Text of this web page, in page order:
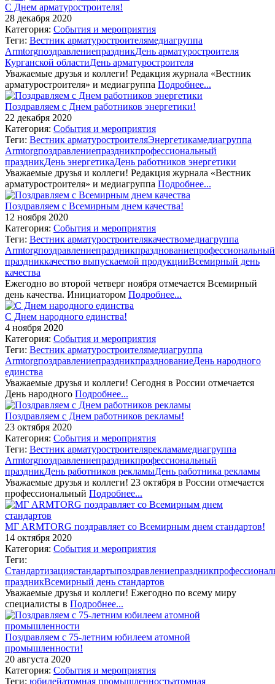
С Днем арматуростроителя!
28 декабря 2020
Категория: События и мероприятия
Теги: Вестник арматуростроителямедиагруппа
ArmtorgпоздравлениепраздникДень арматуростроителя
Курганской областиДень арматуростроителя
Уважаемые друзья и коллеги! Редакция журнала «Вестник
арматуростроителя» и медиагруппа Подробнее...
Поздравляем с Днем работников энергетики!
22 декабря 2020
Категория: События и мероприятия
Теги: Вестник арматуростроителяЭнергетикамедиагруппа
Armtorgпоздравлениепраздникпрофессиональный
праздникДень энергетикаДень работников энергетики
Уважаемые друзья и коллеги! Редакция журнала «Вестник
арматуростроителя» и медиагруппа Подробнее...
Поздравляем с Всемирным днем качества!
12 ноября 2020
Категория: События и мероприятия
Теги: Вестник арматуростроителякачествомедиагруппа
Armtorgпоздравлениепраздникпразднованиепрофессиональный
праздниккачество выпускаемой продукцииВсемирный день
качества
Ежегодно во второй четверг ноября отмечается Всемирный
день качества. Инициатором Подробнее...
С Днем народного единства!
4 ноября 2020
Категория: События и мероприятия
Теги: Вестник арматуростроителямедиагруппа
ArmtorgпоздравлениепраздникпразднованиеДень народного
единства
Уважаемые друзья и коллеги! Сегодня в России отмечается
День народного Подробнее...
Поздравляем с Днем работников рекламы!
23 октября 2020
Категория: События и мероприятия
Теги: Вестник арматуростроителярекламамедиагруппа
Armtorgпоздравлениепраздникпрофессиональный
праздникДень работников рекламыДень работника рекламы
Уважаемые друзья и коллеги! 23 октября в России отмечается
профессиональный Подробнее...
МГ ARMTORG поздравляет со Всемирным днем стандартов!
14 октября 2020
Категория: События и мероприятия
Теги:
Стандартизациястандартыпоздравлениепраздник
праздникВсемирный день стандартов
Уважаемые друзья и коллеги! Ежегодно по всему миру
специалисты в Подробнее...
Поздравляем с 75-летним юбилеем атомной
промышленности!
20 августа 2020
Категория: События и мероприятия
Теги: юбилейатомная промышленностьатомная